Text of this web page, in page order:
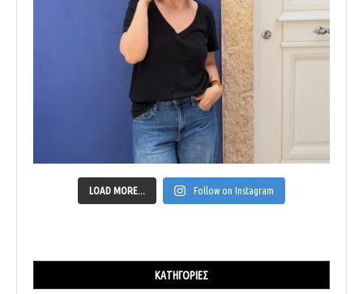
LOAD MORE... Follow on Instagram
ΚΑΤΗΓΟΡΊΕΣ